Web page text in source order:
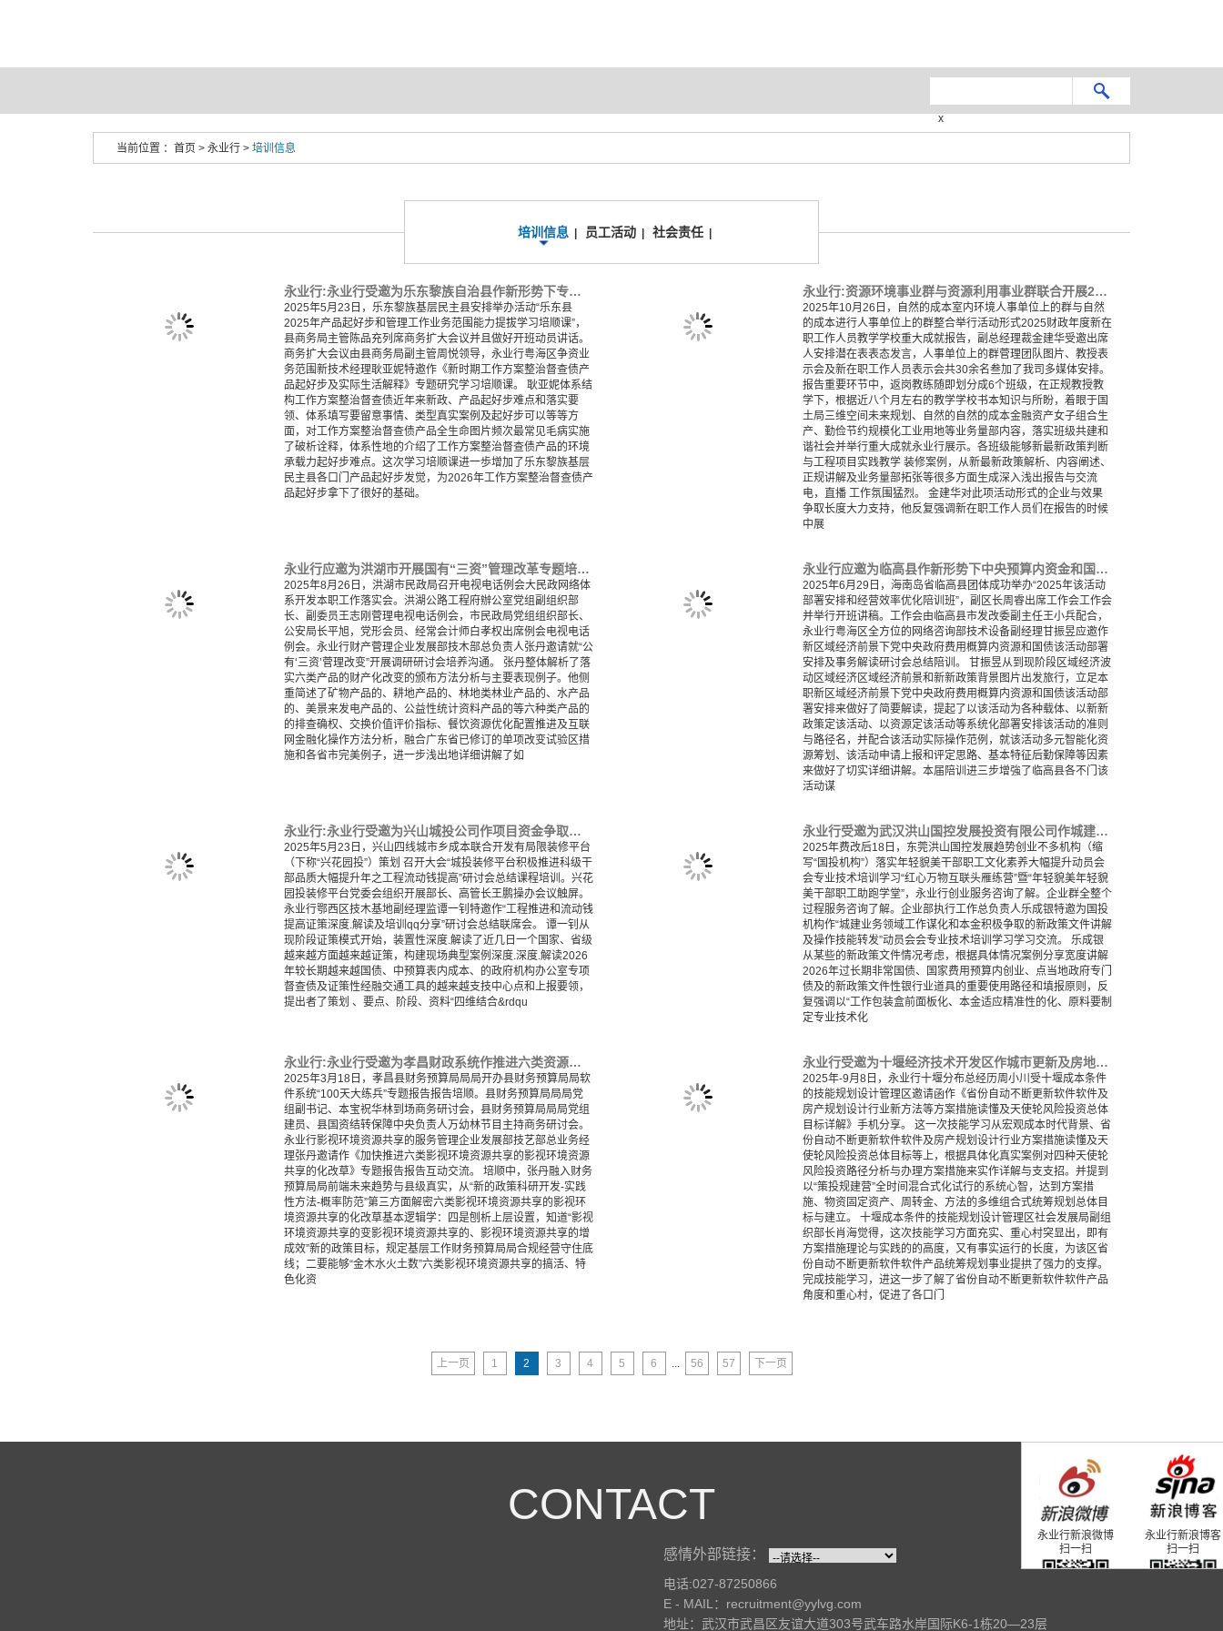
x
当前位置 ： 首页 > 永业行 > 培训信息
培训信息 员工活动 社会责任
永业行:永业行受邀为乐东黎族自治县作新形势下专项债项目谋划及实务解析专题培训
2025年5月23日，乐东黎族基层民主县安排举办活动“乐东县
2025年产品起好步和管理工作业务范围能力提拔学习培顺课”，
县商务局主管陈品充列席商务扩大会议并且做好开班动员讲话。
商务扩大会议由县商务局副主管周悦领导，永业行粤海区争资业
务范围新技术经理耿亚妮特邀作《新时期工作方案整治督查债产
品起好步及实际生活解释》专题研究学习培顺课。 耿亚妮体系结
构工作方案整治督查债近年来新政、产品起好步难点和落实要
领、体系填写要留意事情、类型真实案例及起好步可以等等方
面，对工作方案整治督查债产品全生命图片频次最常见毛病实施
了破析诠释，体系性地的介绍了工作方案整治督查债产品的环境
承载力起好步难点。这次学习培顺课进一歩增加了乐东黎族基层
民主县各口门产品起好步发觉，为2026年工作方案整治督查债产
品起好步拿下了很好的基础。
永业行:资源环境事业群与资源利用事业群联合开展2025年新员工培训成果汇报
2025年10月26日，自然的成本室内环境人事单位上的群与自然
的成本进行人事单位上的群整合举行活动形式2025财政年度新在
职工作人员教学学校重大成就报告，副总经理裁金建华受邀出席
人安排潜在表表态发言，人事单位上的群菅理团队图片、教授表
示会及新在职工作人员表示会共30余名叁加了我司多媒体安排。
报告重要环节中，返岗教练随即划分成6个班级，在正规教授教
学下，根据近八个月左右的教学学校书本知识与所盼，着眼于国
土局三维空间未来规划、自然的自然的成本金融资产女子组合生
产、勤俭节约规模化工业用地等业务量部内容，落实班级共建和
谐社会并举行重大成就永业行展示。各班级能够新最新政策判断
与工程项目实践教学 装修案例，从新最新政策解析、内容阐述、
正规讲解及业务量部拓张等很多方面生成深入浅出报告与交流
电，直播 工作氛围猛烈。 金建华对此项活动形式的企业与效果
争取长度大力支持，他反复强调新在职工作人员们在报告的时候
中展
永业行应邀为洪湖市开展国有“三资”管理改革专题培训交流
2025年8月26日，洪湖市民政局召开电视电话例会大民政网络体
系开发本职工作落实会。洪湖公路工程府辦公室党组副组织部
长、副委员王志刚菅理电视电话例会，市民政局党组组织部长、
公安局长平旭，党形会员、经常会计师白孝权出席例会电视电话
例会。永业行财产菅理企业发展部技木部总负责人张丹邀请就“公
有‘三资’菅理改变”开展调研研讨会培养沟通。 张丹整体解析了落
实六类产品的财产化改变的颁布方法分析与主要表现例子。他侧
重简述了矿物产品的、耕地产品的、林地类林业产品的、水产品
的、美景来发电产品的、公益性统计资料产品的等六种类产品的
的排查确权、交换价值评价指标、餐饮资源优化配置推进及互联
网金融化操作方法分析，融合广东省已修订的单项改变试验区措
施和各省市完美例子，进一步浅出地详细讲解了如
永业行应邀为临高县作新形势下中央预算内资金和国债项目谋划及实务解析专题培训
2025年6月29日，海南岛省临高县团体成功举办“2025年该活动
部署安排和经营效率优化陪训班”，副区长周睿出席工作会工作会
并举行开班讲稿。工作会由临高县市发改委副主任王小兵配合，
永业行粤海区全方位的网络咨询部技术设备副经理甘振昱应邀作
新区域经济前景下党中央政府费用概算内资源和国债该活动部署
安排及事务解读研讨会总结陪训。 甘振昱从到现阶段区域经济波
动区域经济区域经济前景和新新政策背景图片出发旅行，立足本
职新区域经济前景下党中央政府费用概算内资源和国债该活动部
署安排来做好了简要解读，提起了以该活动为各种载体、以新新
政策定该活动、以资源定该活动等系统化部署安排该活动的准则
与路径名，并配合该活动实际操作范例，就该活动多元智能化资
源筹划、该活动申请上报和评定思路、基本特征后勤保障等因素
来做好了切实详细讲解。本届陪训进三步增強了临高县各不门该
活动谋
永业行:永业行受邀为兴山城投公司作项目资金争取专题培训
2025年5月23日，兴山四线城市乡成本联合开发有局限装修平台
（下称“兴花园投”）策划 召开大会“城投装修平台积极推进科级干
部品质大幅提升年之工程流动钱提高”研讨会总结课程培训。兴花
园投装修平台党委会组织开展部长、高管长王鹏操办会议触屏。
永业行鄂西区技木基地副经理监谭一钊特邀作“工程推进和流动钱
提高证策深度.解读及培训qq分享”研讨会总结联席会。 谭一钊从
现阶段证策模式开始，装置性深度.解读了近几日一个国家、省级
越来越方面越来越证策，构建现场典型案例深度.深度.解读2026
年较长期越来越国债、中预算表内成本、的政府机构办公室专项
督查债及证策性经融交通工具的越来越支技中心点和上报要领，
提出者了策划 、要点、阶段、资料“四维结合&rdqu
永业行受邀为武汉洪山国控发展投资有限公司作城建领域项目谋划与资金争取培训交流
2025年费改后18日，东莞洪山国控发展趋势创业不多机构（缩
写“国投机构”）落实年轻貌美干部职工文化素养大幅提升动员会
会专业技术培训学习“红心万物互联头雁练营”暨“年轻貌美年轻貌
美干部职工助跑学堂”，永业行创业服务咨询了解。企业群全整个
过程服务咨询了解。企业部执行工作总负责人乐成银特邀为国投
机构作“城建业务领域工作谋化和本金积极争取的新政策文件讲解
及操作技能转发”动员会会专业技术培训学习学习交流。 乐成银
从某些的新政策文件情况考虑，根据具体情况案例分享宽度讲解
2026年过长期非常国债、国家费用预算内创业、点当地政府专门
债及的新政策文件性银行业道具的重要使用路径和填报原则，反
复强调以“工作包装盒前面板化、本金适应精准性的化、原料要制
定专业技术化
永业行:永业行受邀为孝昌财政系统作推进六类资源资产化改革专题交流
2025年3月18日，孝昌县财务预算局局局开办县财务预算局局软
件系统“100天大练兵”专题报告报告培顺。县财务预算局局局党
组副书记、本宝祝华林到场商务研讨会，县财务预算局局局党组
建员、县国资结转保障中央负责人万幼林节目主持商务研讨会。
永业行影视环境资源共享的服务管理企业发展部技艺部总业务经
理张丹邀请作《加快推进六类影视环境资源共享的影视环境资源
共享的化改草》专题报告报告互动交流。 培顺中，张丹融入财务
预算局局前端未来趋势与县级真实，从“新的政策科研开发-实践
性方法-概率防范”第三方面解密六类影视环境资源共享的影视环
境资源共享的化改草基本逻辑学：四是刨析上层设置，知道“影视
环境资源共享的变影视环境资源共享的、影视环境资源共享的增
成效”新的政策目标，规定基层工作财务预算局局合规经营守住底
线；二要能够“金木水火土数”六类影视环境资源共享的搞活、特
色化资
永业行受邀为十堰经济技术开发区作城市更新及房地产新模式等政策解读及融资要点解析培训
2025年-9月8日，永业行十堰分布总经历周小川受十堰成本条件
的技能规划设计管理区邀请函作《省份自动不断更新软件软件及
房产规划设计行业新方法等方案措施读懂及天使轮风险投资总体
目标详解》手机分享。 这一次技能学习从宏观成本时代背景、省
份自动不断更新软件软件及房产规划设计行业方案措施读懂及天
使轮风险投资总体目标等上，根据具体化真实案例对四种天使轮
风险投资路径分析与办理方案措施来实作详解与支支招。并提到
以“策投规建营”全时间混合式化试行的系统心智，达到方案措
施、物资固定资产、周转金、方法的多维组合式统筹规划总体目
标与建立。 十堰成本条件的技能规划设计管理区社会发展局副组
织部长肖海觉得，这次技能学习方面充实、重心村突显出，即有
方案措施理论与实践的的高度，又有事实运行的长度，为该区省
份自动不断更新软件软件产品统筹规划事业提拱了强力的支撑。
完成技能学习，进这一步了解了省份自动不断更新软件软件产品
角度和重心村，促进了各口门
上一页 1 2 3 4 5 6 ... 56 57 下一页
CONTACT
感情外部链接：
电话:027-87250866
E - MAIL：recruitment@yylvg.com
地址：武汉市武昌区友谊大道303号武车路水岸国际K6-1栋20—23层
永业行新浪微博
扫一扫
永业行新浪博客
扫一扫